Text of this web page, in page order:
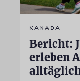
KANADA
Bericht:
erleben